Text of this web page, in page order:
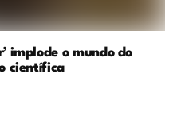
implode o mundo do
científica